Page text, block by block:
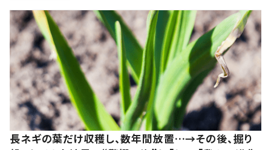
長ネギの葉だけ収穫し、数年間放置…→その後、掘り